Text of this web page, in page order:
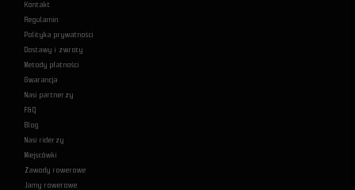
Kontakt
Regulamin
Polityka prywatności
Dostawy i zwroty
Metody płatności
Gwarancja
Nasi partnerzy
F&Q
Blog
Nasi riderzy
Miejscówki
Zawody rowerowe
Jamy rowerowe